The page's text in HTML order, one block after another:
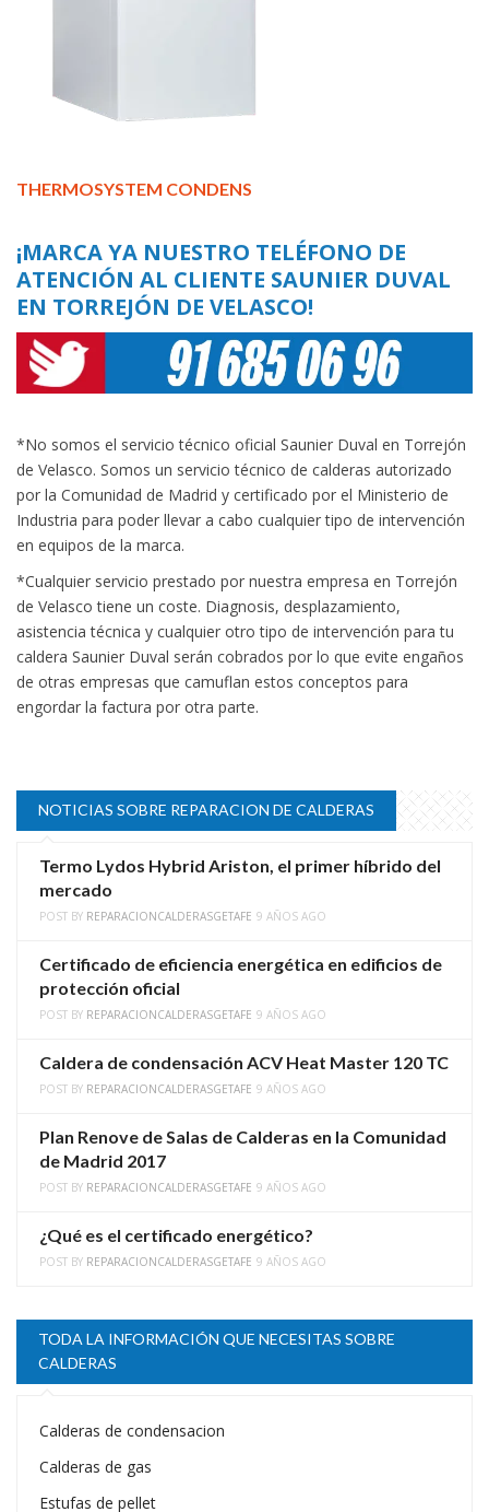
THERMOSYSTEM CONDENS
¡MARCA YA NUESTRO TELÉFONO DE
ATENCIÓN AL CLIENTE SAUNIER DUVAL
EN TORREJÓN DE VELASCO!
*No somos el servicio técnico oficial Saunier Duval en Torrejón
de Velasco. Somos un servicio técnico de calderas autorizado
por la Comunidad de Madrid y certificado por el Ministerio de
Industria para poder llevar a cabo cualquier tipo de intervención
en equipos de la marca.
*Cualquier servicio prestado por nuestra empresa en Torrejón
de Velasco tiene un coste. Diagnosis, desplazamiento,
asistencia técnica y cualquier otro tipo de intervención para tu
caldera Saunier Duval serán cobrados por lo que evite engaños
de otras empresas que camuflan estos conceptos para
engordar la factura por otra parte.
NOTICIAS SOBRE REPARACION DE CALDERAS
Termo Lydos Hybrid Ariston, el primer híbrido del
mercado
POST BY REPARACIONCALDERASGETAFE 9 AÑOS AGO
Certificado de eficiencia energética en edificios de
protección oficial
POST BY REPARACIONCALDERASGETAFE 9 AÑOS AGO
Caldera de condensación ACV Heat Master 120 TC
POST BY REPARACIONCALDERASGETAFE 9 AÑOS AGO
Plan Renove de Salas de Calderas en la Comunidad
de Madrid 2017
POST BY REPARACIONCALDERASGETAFE 9 AÑOS AGO
¿Qué es el certificado energético?
POST BY REPARACIONCALDERASGETAFE 9 AÑOS AGO
TODA LA INFORMACIÓN QUE NECESITAS SOBRE
CALDERAS
Calderas de condensacion
Calderas de gas
Estufas de pellet